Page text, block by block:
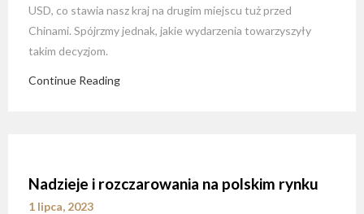
USD, co stawia nasz kraj na drugim miejscu tuż przed
Chinami. Spójrzmy jednak, jakie wydarzenia towarzyszyły
takim decyzjom.
Continue Reading
Nadzieje i rozczarowania na polskim rynku
1 lipca, 2023